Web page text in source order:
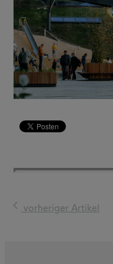
vorheriger Artikel